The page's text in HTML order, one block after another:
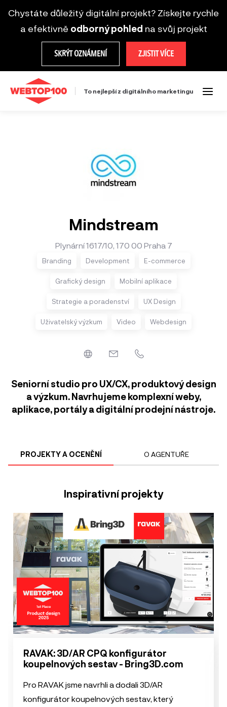
Chystáte důležitý digitální projekt? Získejte rychle
a efektivně odborný pohled na svůj projekt
SKRÝT OZNÁMENÍ ZJISTIT VÍCE
To nejlepší z digitálního marketingu
Mindstream
Plynární 1617/10, 170 00 Praha 7
Branding Development E-commerce
Grafický design Mobilní aplikace
Strategie a poradenství UX Design
Uživatelský výzkum Video Webdesign
Seniorní studio pro UX/CX, produktový design
a výzkum. Navrhujeme komplexní weby,
aplikace, portály a digitální prodejní nástroje.
PROJEKTY A OCENĚNÍ O AGENTUŘE
Inspirativní projekty
RAVAK: 3D/AR CPQ konfigurátor
koupelnových sestav - Bring3D.com
Pro RAVAK jsme navrhli a dodali 3D/AR
konfigurátor koupelnových sestav, který